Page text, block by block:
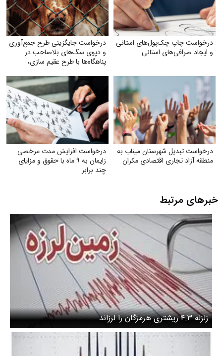
درخواست چاپ چک‌‌پول‌‌های استانی
و ایجاد صرافی‌‌های استانی
درخواست جایگزینی طرح جمع‌آوری
و دپوی سگ‌های بلاصاحب در
پناهگاه‌ها با طرح عقیم سازی،
فرهنگسازی عمومی
درخواست تبدیل شهرستان میناب به
منطقه آزاد تجاری اقتصادی مکران
درخواست افزایش مدت مرخصی
زایمان به ۹ ماه با حقوق و مزایای
چند برابر
خبرهای مرتبط
زلزله ۴.۳ ریشتری هرمزگان را لرزاند